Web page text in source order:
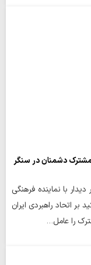
دشمنان در سنگر
با نماینده فرهنگی
بر اتحاد راهبردی ایران
را عامل…